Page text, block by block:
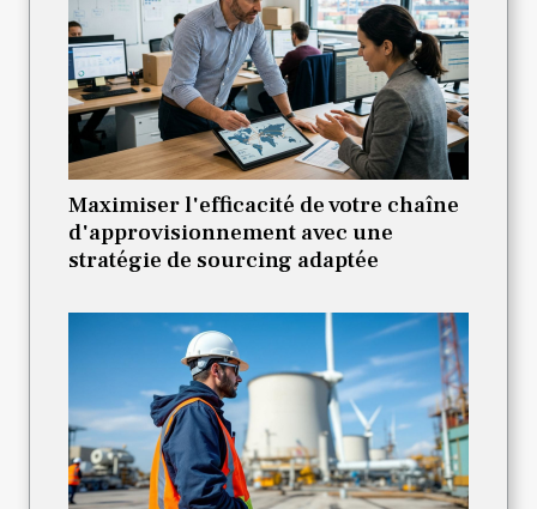
Maximiser l'efficacité de votre chaîne
d'approvisionnement avec une
stratégie de sourcing adaptée